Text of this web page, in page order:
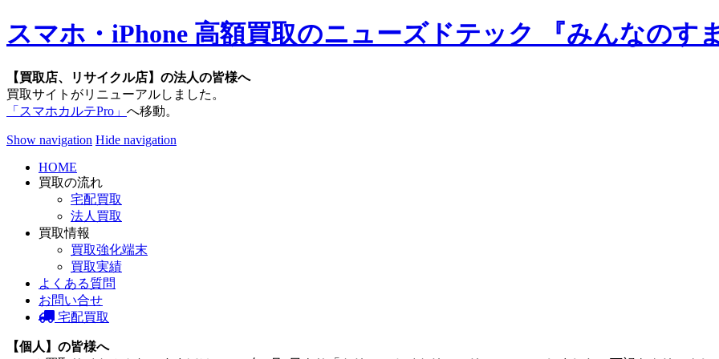
スマホ・iPhone 高額買取のニューズドテック 『みんなのす
【買取店、リサイクル店】の法人の皆様へ
買取サイトがリニューアルしました。
「スマホカルテPro」 へ移動。
Show navigation Hide navigation
HOME
買取の流れ
宅配買取
法人買取
買取情報
買取強化端末
買取実績
よくある質問
お問い合せ
宅配買取
【個人】の皆様へ